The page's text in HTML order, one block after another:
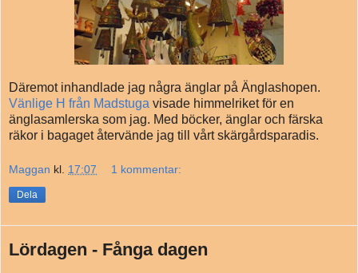
Däremot inhandlade jag några änglar på Änglashopen.
Vänlige H från Madstuga visade himmelriket för en
änglasamlerska som jag. Med böcker, änglar och färska
räkor i bagaget återvände jag till vårt skärgårdsparadis.
Maggan kl. 17:07 1 kommentar:
Dela
Lördagen - Fånga dagen